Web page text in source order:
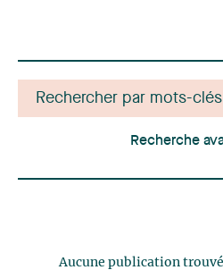
Recherche
Aucune publication